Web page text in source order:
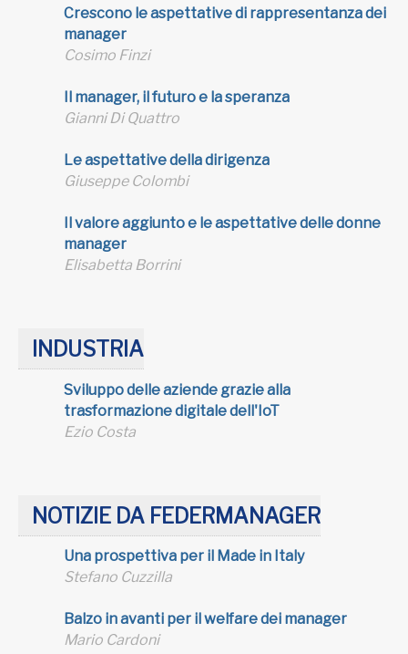
Crescono le aspettative di rappresentanza dei
manager
Cosimo Finzi
Il manager, il futuroe la speranza
Gianni Di Quattro
Le aspettative della dirigenza
Giuseppe Colombi
Il valore aggiunto e le aspettative delle donne
manager
Elisabetta Borrini
INDUSTRIA
Sviluppo delle aziende grazie alla
trasformazione digitale dell'IoT
Ezio Costa
NOTIZIE DA FEDERMANAGER
Una prospettiva per il Made in Italy
Stefano Cuzzilla
Balzo in avanti per il welfare dei manager
Mario Cardoni